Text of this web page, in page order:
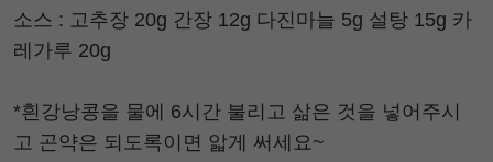
소스 : 고추장 20g 간장 12g 다진마늘 5g 설탕 15g 카
레가루 20g
*흰강낭콩을 물에 6시간 불리고 삶은 것을 넣어주시
고 곤약은 되도록이면 앏게 써세요~